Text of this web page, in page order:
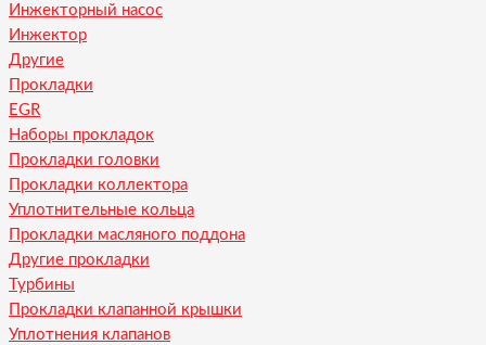
Инжекторный насос
Инжектор
Другие
Прокладки
EGR
Наборы прокладок
Прокладки головки
Прокладки коллектора
Уплотнительные кольца
Прокладки масляного поддона
Другие прокладки
Турбины
Прокладки клапанной крышки
Уплотнения клапанов